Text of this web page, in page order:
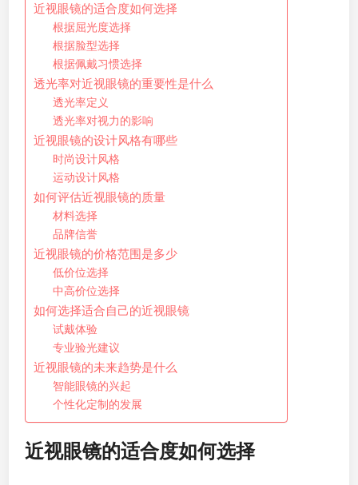
近视眼镜的适合度如何选择
根据屈光度选择
根据脸型选择
根据佩戴习惯选择
透光率对近视眼镜的重要性是什么
透光率定义
透光率对视力的影响
近视眼镜的设计风格有哪些
时尚设计风格
运动设计风格
如何评估近视眼镜的质量
材料选择
品牌信誉
近视眼镜的价格范围是多少
低价位选择
中高价位选择
如何选择适合自己的近视眼镜
试戴体验
专业验光建议
近视眼镜的未来趋势是什么
智能眼镜的兴起
个性化定制的发展
近视眼镜的适合度如何选择